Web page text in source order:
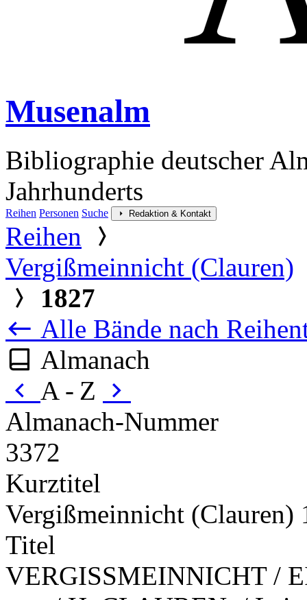
Musenalm
Bibliographie deutscher
Jahrhunderts
Reihen Personen Suche Redaktion & Kontakt
Reihen
Vergißmeinnicht (Clauren)
1827
Alle Bände nach
Almanach
A - Z
Almanach-Nummer
3372
Kurztitel
Vergißmeinnicht (Clauren)
Titel
VERGISSMEINNICHT /